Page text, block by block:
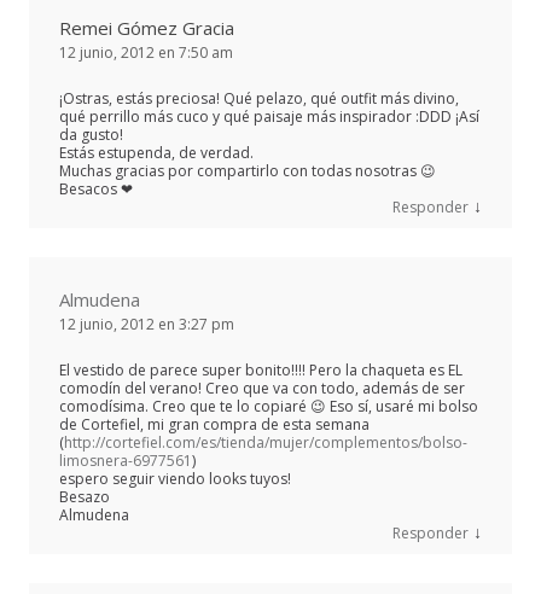
Remei Gómez Gracia
12 junio, 2012 en 7:50 am
¡Ostras, estás preciosa! Qué pelazo, qué outfit más divino,
qué perrillo más cuco y qué paisaje más inspirador :DDD ¡Así
da gusto!
Estás estupenda, de verdad.
Muchas gracias por compartirlo con todas nosotras 😉
Besacos ❤
Responder ↓
Almudena
12 junio, 2012 en 3:27 pm
El vestido de parece super bonito!!!! Pero la chaqueta es EL
comodín del verano! Creo que va con todo, además de ser
comodísima. Creo que te lo copiaré 😉 Eso sí, usaré mi bolso
de Cortefiel, mi gran compra de esta semana
(http://cortefiel.com/es/tienda/mujer/complementos/bolso-
limosnera-6977561)
espero seguir viendo looks tuyos!
Besazo
Almudena
Responder ↓